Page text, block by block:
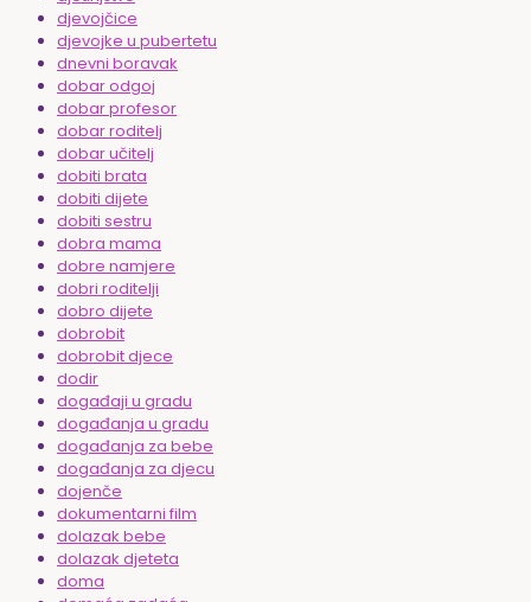
djevojčice
djevojke u pubertetu
dnevni boravak
dobar odgoj
dobar profesor
dobar roditelj
dobar učitelj
dobiti brata
dobiti dijete
dobiti sestru
dobra mama
dobre namjere
dobri roditelji
dobro dijete
dobrobit
dobrobit djece
dodir
događaji u gradu
događanja u gradu
događanja za bebe
događanja za djecu
dojenče
dokumentarni film
dolazak bebe
dolazak djeteta
doma